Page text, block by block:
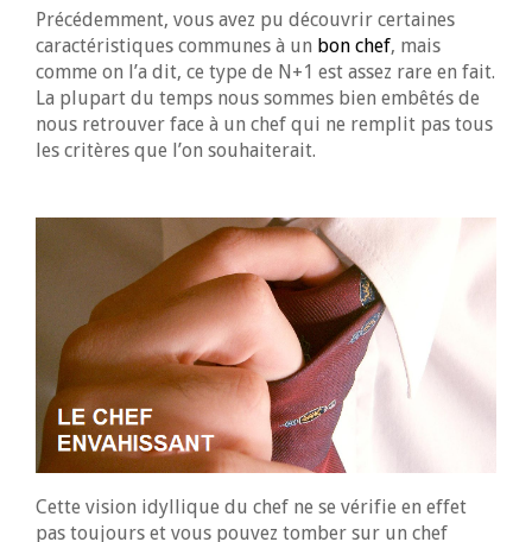
Précédemment, vous avez pu découvrir certaines
caractéristiques communes à un bon chef, mais
comme on l’a dit, ce type de N+1 est assez rare en fait.
La plupart du temps nous sommes bien embêtés de
nous retrouver face à un chef qui ne remplit pas tous
les critères que l’on souhaiterait.
Cette vision idyllique du chef ne se vérifie en effet
pas toujours et vous pouvez tomber sur un chef